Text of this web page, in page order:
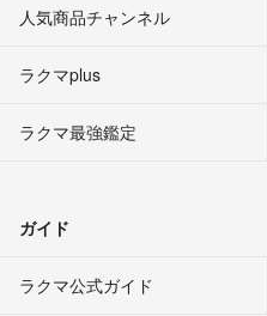
人気商品チャンネル
ラクマplus
ラクマ最強鑑定
ガイド
ラクマ公式ガイド